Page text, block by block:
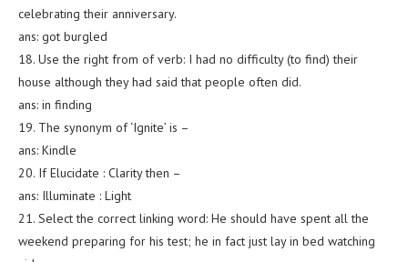
celebrating their anniversary.
ans: got burgled
18. Use the right from of verb: I had no difficulty (to find) their
house although they had said that people often did.
ans: in finding
19. The synonym of ‘Ignite’ is –
ans: Kindle
20. If Elucidate : Clarity then –
ans: Illuminate : Light
21. Select the correct linking word: He should have spent all the
weekend preparing for his test; he in fact just lay in bed watching